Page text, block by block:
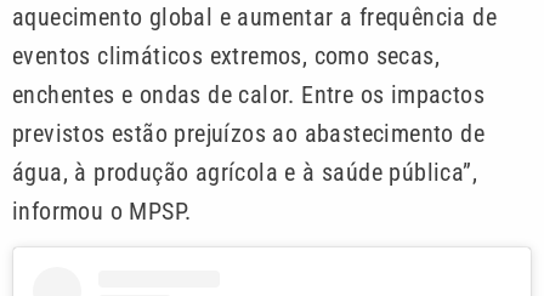
aquecimento global e aumentar a frequência de
eventos climáticos extremos, como secas,
enchentes e ondas de calor. Entre os impactos
previstos estão prejuízos ao abastecimento de
água, à produção agrícola e à saúde pública”,
informou o MPSP.